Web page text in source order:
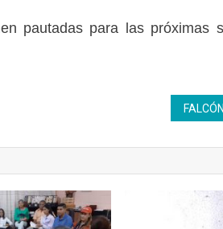
pautadas para las próximas